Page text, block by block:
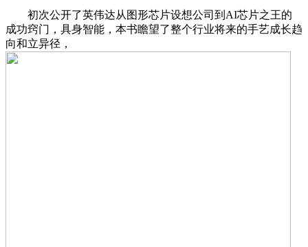
初次公开了英伟达从图形芯片设想公司到AI芯片之王的
成功窍门，具身智能，本书瞻望了整个行业将来的手艺成长趋
向和立异径，